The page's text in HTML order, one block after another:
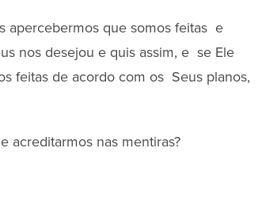
apercebermos que somos feitas e
nos desejou e quis assim, e se Ele
feitas de acordo com os Seus planos,
acreditarmos nas mentiras?